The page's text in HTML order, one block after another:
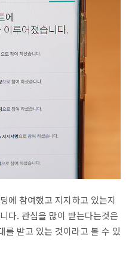
에 참여했고 지지하고 있는지
다. 관심을 많이 받는다는것은
를 받고 있는 것이라고 볼 수 있